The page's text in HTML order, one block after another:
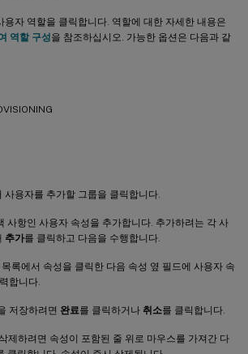
용자 역할을 클릭합니다. 역할에 대한 자세한 내용은
역할 구성을 참조하십시오. 가능한 옵션은 다음과 같
사용자를 추가할 그룹을 클릭합니다.
사항인 사용자 속성을 추가합니다. 추가하려는 각 사
추가를 클릭하고 다음을 수행합니다.
목록에서 속성을 클릭한 다음 속성 옆 필드에 사용자 속
합니다.
저장하려면 완료를 클릭하거나 취소를 클릭합니다.
제하려면 속성이 포함된 줄 위로 마우스를 가져간 다